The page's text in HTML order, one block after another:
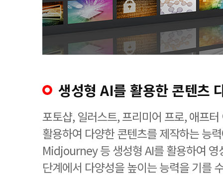
생성형 AI를 활용한 콘텐츠
포토샵, 일러스트, 프리미어 프로, 애프
활용하여 다양한 콘텐츠를 제작하는 능
Midjourney 등 생성형 AI를 활용하여 영
단계에서 다양성을 높이는 능력을 기를